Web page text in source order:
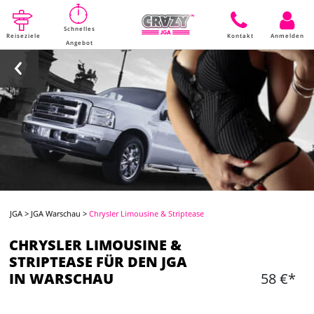
Reiseziele
Schnelles
Angebot
Kontakt Anmelden
JGA > JGA Warschau >Chrysler Limousine & Striptease
CHRYSLER LIMOUSINE &
STRIPTEASE FÜR DEN JGA
IN WARSCHAU
58 €*